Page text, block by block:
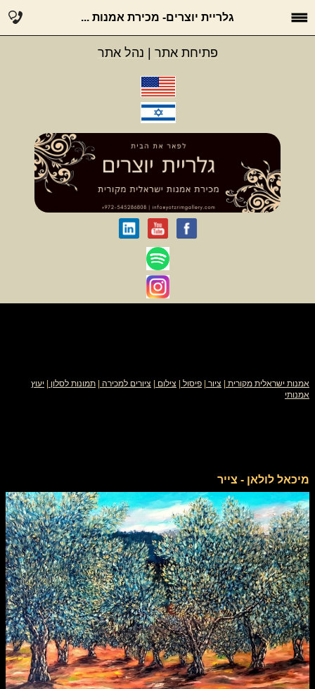
גלריית יוצרים- מכירת אמנות ...
פתיחת אתר נהל אתר
אמנות ישראלית מקורית ציור פיסול צילום ציורים למכירה תמונות לסלון
יעוץ
אמנותי
מיכאל לולאן - צייר